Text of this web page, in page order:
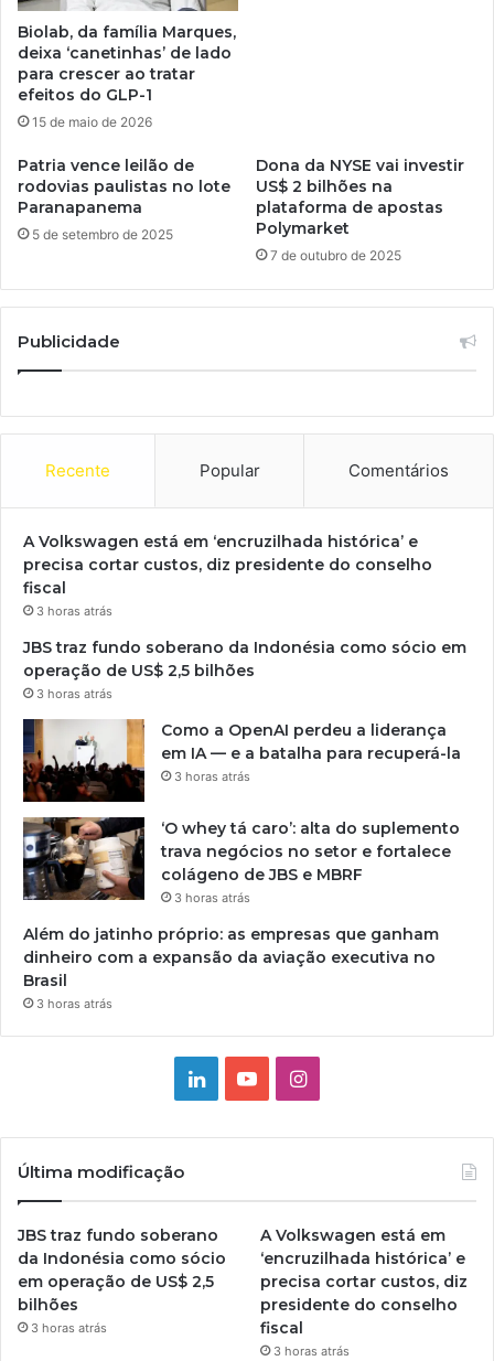
Biolab, da família Marques,
deixa ‘canetinhas’ de lado
para crescer ao tratar
efeitos do GLP-1
15 de maio de 2026
Patria vence leilão de
rodovias paulistas no lote
Paranapanema
5 de setembro de 2025
Dona da NYSE vai investir
US$ 2 bilhões na
plataforma de apostas
Polymarket
7 de outubro de 2025
Publicidade
Recente Popular Comentários
A Volkswagen está em ‘encruzilhada histórica’ e
precisa cortar custos, diz presidente do conselho
fiscal
3 horas atrás
JBS traz fundo soberano da Indonésia como sócio em
operação de US$ 2,5 bilhões
3 horas atrás
Como a OpenAI perdeu a liderança
em IA — e a batalha para recuperá-la
3 horas atrás
‘O whey tá caro’: alta do suplemento
trava negócios no setor e fortalece
colágeno de JBS e MBRF
3 horas atrás
Além do jatinho próprio: as empresas que ganham
dinheiro com a expansão da aviação executiva no
Brasil
3 horas atrás
LinkedinYouTubeInstagram
Última modificação
JBS traz fundo soberano
da Indonésia como sócio
em operação de US$ 2,5
bilhões
3 horas atrás
A Volkswagen está em
‘encruzilhada histórica’ e
precisa cortar custos, diz
presidente do conselho
fiscal
3 horas atrás